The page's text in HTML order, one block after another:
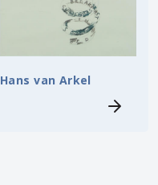
Hans van Arkel